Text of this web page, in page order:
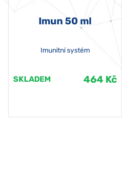
Imun 50 ml
Imunitní systém
SKLADEM 464 Kč